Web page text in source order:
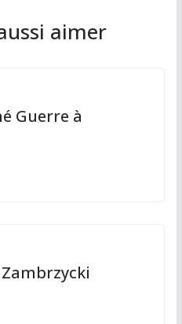
aimer
Guerre à
Zambrzycki